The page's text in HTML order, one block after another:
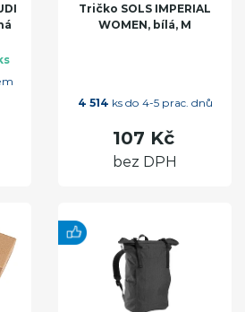
Tričko SOLS IMPERIAL
WOMEN, bílá, M
4 514 ks do 4-5 prac. dnů
107 Kč
bez DPH